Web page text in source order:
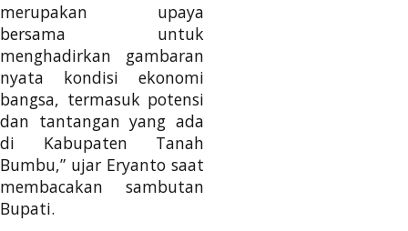
merupakan upaya
bersama untuk
menghadirkan gambaran
nyata kondisi ekonomi
bangsa, termasuk potensi
dan tantangan yang ada
di Kabupaten Tanah
Bumbu,” ujar Eryanto saat
membacakan sambutan
Bupati.